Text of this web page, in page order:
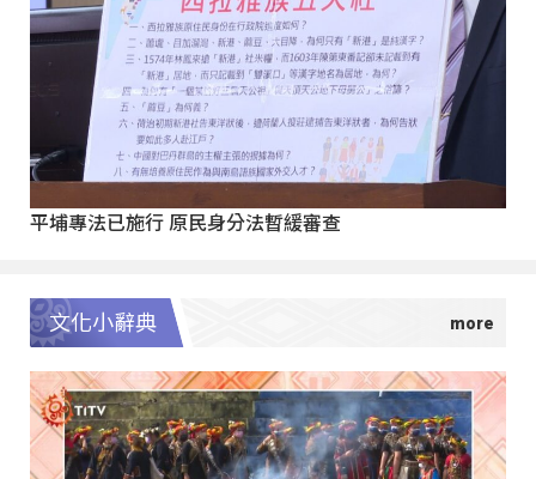
平埔專法已施行 原民身分法暫緩審查
文化小辭典